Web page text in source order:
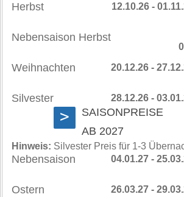
Herbst 12.10.26 -
Nebensaison Herbst
Weihnachten 20.12.26 -
Silvester 28.12.26 -
>
SAISONPREISE
AB 2027
Hinweis: Silvester Preis für 1-3
Nebensaison 04.01.27 -
Ostern 26.03.27 -